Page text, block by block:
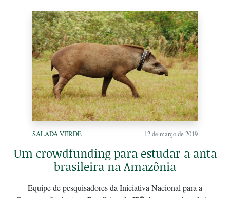
SALADA VERDE 12 de março de 2019
Um crowdfunding para estudar a anta
brasileira na Amazônia
Equipe de pesquisadores da Iniciativa Nacional para a